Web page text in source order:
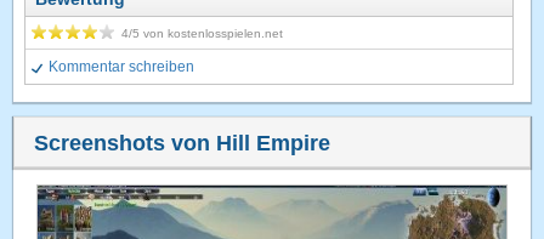
4/5 vonkostenlosspielen.net
Kommentar schreiben
Screenshots von Hill Empire